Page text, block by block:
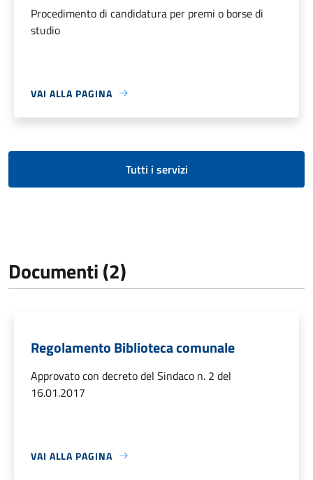
Procedimento di candidatura per premi o borse di
studio
VAI ALLA PAGINA
Tutti i servizi
Documenti (2)
Regolamento Biblioteca comunale
Approvato con decreto del Sindaco n. 2 del
16.01.2017
VAI ALLA PAGINA